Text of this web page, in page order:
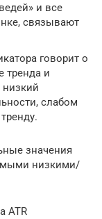
и все
связывают
говорит о
тренда и
низкий
слабом
значения
низкими/
ATR